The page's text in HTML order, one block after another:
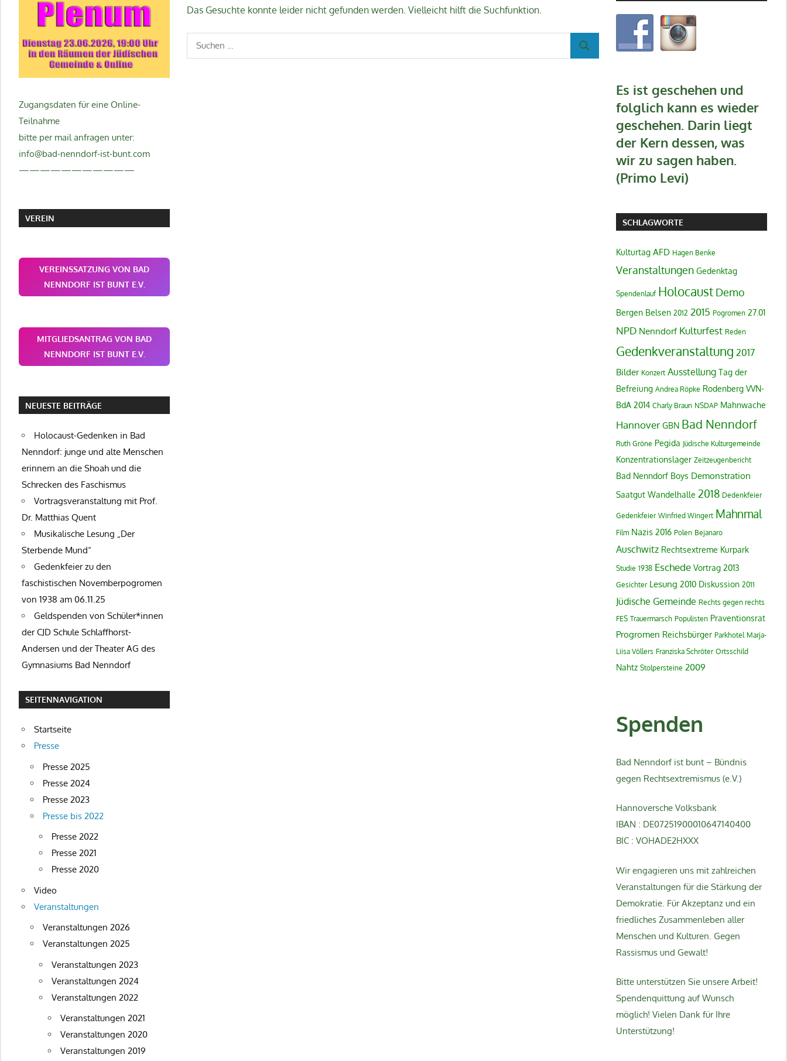
Das Gesuchte konnte leider nicht gefunden werden. Vielleicht hilft die Suchfunktion.
Suchen
nach:
SUCHEN
Zugangsdaten für eine Online-
Teilnahme
bitte per mail anfragen unter:
info@bad-nenndorf-ist-bunt.com
———————————
VEREIN
VEREINSSATZUNG VON BAD
NENNDORF IST BUNT E.V.
MITGLIEDSANTRAG VON BAD
NENNDORF IST BUNT E.V.
NEUESTE BEITRÄGE
Holocaust-Gedenken in Bad
Nenndorf: junge und alte Menschen
erinnern an die Shoah und die
Schrecken des Faschismus
Vortragsveranstaltung mit Prof.
Dr. Matthias Quent
Musikalische Lesung „Der
Sterbende Mund“
Gedenkfeier zu den
faschistischen Novemberpogromen
von 1938 am 06.11.25
Geldspenden von Schüler*innen
der CJD Schule Schlaffhorst-
Andersen und der Theater AG des
Gymnasiums Bad Nenndorf
SEITENNAVIGATION
Startseite
Presse
Presse 2025
Presse 2024
Presse 2023
Presse bis 2022
Presse 2022
Presse 2021
Presse 2020
Video
Veranstaltungen
Veranstaltungen 2026
Veranstaltungen 2025
Veranstaltungen 2023
Veranstaltungen 2024
Veranstaltungen 2022
Veranstaltungen 2021
Veranstaltungen 2020
Veranstaltungen 2019
Es ist geschehen und
folglich kann es wieder
geschehen. Darin liegt
der Kern dessen, was
wir zu sagen haben.
(Primo Levi)
SCHLAGWORTE
Kulturtag AFD Hagen Benke
Veranstaltungen Gedenktag
Spendenlauf Holocaust Demo
Bergen Belsen 2012 2015 Pogromen 27.01
NPD Nenndorf Kulturfest Reden
Gedenkveranstaltung 2017
Bilder Konzert Ausstellung Tag der
Befreiung Andrea Röpke Rodenberg VVN-
BdA 2014 Charly Braun NSDAP Mahnwache
Hannover GBN Bad Nenndorf
Ruth Gröne Pegida Jüdische Kulturgemeinde
Konzentrationslager Zeitzeugenbericht
Bad Nenndorf Boys Demonstration
Saatgut Wandelhalle 2018 Dedenkfeier
Gedenkfeier Winfried Wingert Mahnmal
Film Nazis 2016 Polen Bejanaro
Auschwitz Rechtsextreme Kurpark
Studie 1938 Eschede Vortrag 2013
Gesichter Lesung 2010 Diskussion 2011
Jüdische Gemeinde Rechts gegen rechts
FES Trauermarsch Populisten Praventionsrat
Progromen Reichsbürger Parkhotel Marja-
Liisa Völlers Franziska Schröter Ortsschild
Nahtz Stolpersteine 2009
Spenden
Bad Nenndorf ist bunt – Bündnis
gegen Rechtsextremismus (e.V.)
Hannoversche Volksbank
IBAN : DE07251900010647140400
BIC : VOHADE2HXXX
Wir engagieren uns mit zahlreichen
Veranstaltungen für die Stärkung der
Demokratie. Für Akzeptanz und ein
friedliches Zusammenleben aller
Menschen und Kulturen. Gegen
Rassismus und Gewalt!
Bitte unterstützen Sie unsere Arbeit!
Spendenquittung auf Wunsch
möglich! Vielen Dank für Ihre
Unterstützung!